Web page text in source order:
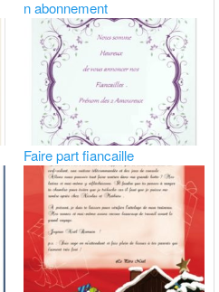
n abonnement
Faire part fiancaille